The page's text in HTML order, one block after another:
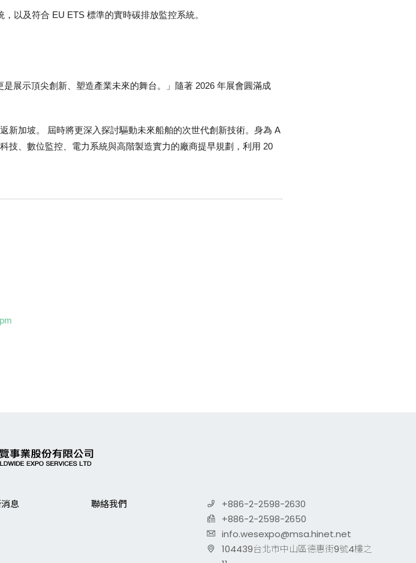
以及符合 EU ETS 標準的實時碳排放監控系統。
展示頂尖創新、塑造產業未來的舞台。」隨著 2026 年展會圓滿成
新加坡。 屆時將更深入探討驅動未來船舶的次世代創新技術。身為 A
技、數位監控、電力系統與高階製造實力的廠商提早規劃，利用 20
息 聯絡我們
+886-2-2598-2630
+886-2-2598-2650
info.wesexpo@msa.hinet.net
104439台北市中山區德惠街9號4樓之